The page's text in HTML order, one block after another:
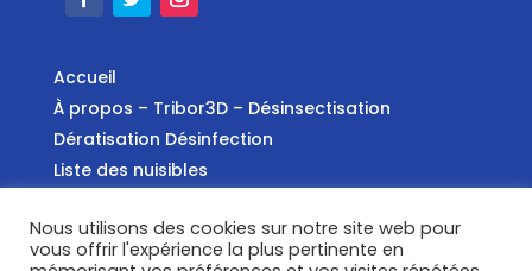
Accueil
À propos – Tribor3D – Désinsectisation
Dératisation Désinfection
Liste des nuisibles
Politique de confidentialité
Nous utilisons des cookies sur notre site web pour
vous offrir l'expérience la plus pertinente en